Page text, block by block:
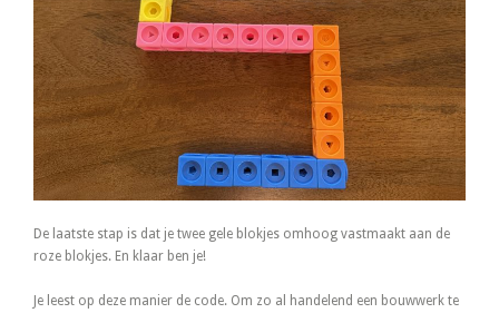
De laatste stap is dat je twee gele blokjes omhoog vastmaakt aan de
roze blokjes. En klaar ben je!
Je leest op deze manier de code. Om zo al handelend een bouwwerk te